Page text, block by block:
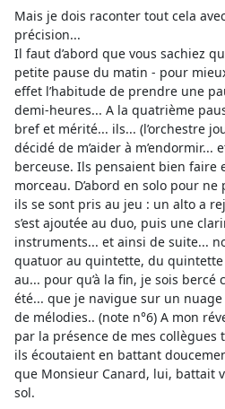
Mais je dois raconter tout cela
précision...
Il faut d’abord que vous sachiez
petite pause du matin - pour
effet l’habitude de prendre une
demi-heures... A la quatrième
bref et mérité... ils... (l’orchestre
décidé de m’aider à
berceuse. Ils pensaient bien faire
morceau. D’abord en solo pour
ils se sont pris au jeu : un alto a
s’est ajoutée au duo, puis une
instruments... et ainsi de suite...
quatuor au quintette, du quintette
au... pour qu’à la fin, je sois bercé
été... que je navigue sur un
de mélodies.. (note n°6) A mon
par la présence de mes collègues
ils écoutaient en battant
que Monsieur Canard, lui, battait
sol.